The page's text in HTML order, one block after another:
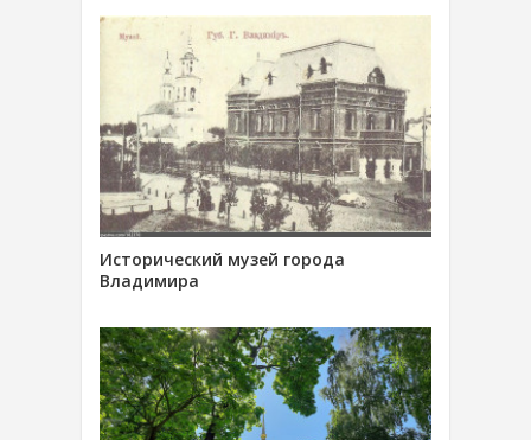
Исторический музей города
Владимира